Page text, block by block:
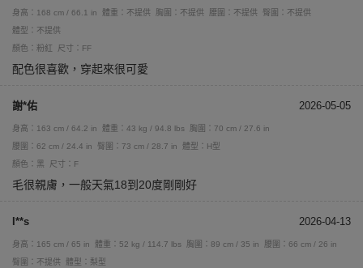
身高：168 cm / 66.1 in 體重：不提供 胸圍：不提供 腰圍：不提供
臀圍：不提供
體型：不提供
顏色：粉紅
尺寸：FF
配色很喜歡，穿起來很可愛
謝*佑 2026-05-05
身高：163 cm / 64.2 in 體重：43 kg / 94.8 lbs
胸圍：70 cm / 27.6 in
腰圍：62 cm / 24.4 in
臀圍：73 cm / 28.7 in
體型：H型
顏色：黑
尺寸：F
毛很親膚，一般天氣18到20度剛剛好
I**s 2026-04-13
身高：165 cm / 65 in 體重：52 kg / 114.7 lbs 胸圍：89 cm / 35 in
腰圍：66 cm / 26 in
臀圍：不提供
體型：梨型